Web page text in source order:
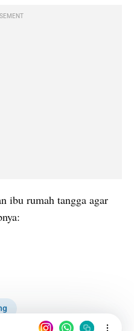
ibu rumah tangga agar